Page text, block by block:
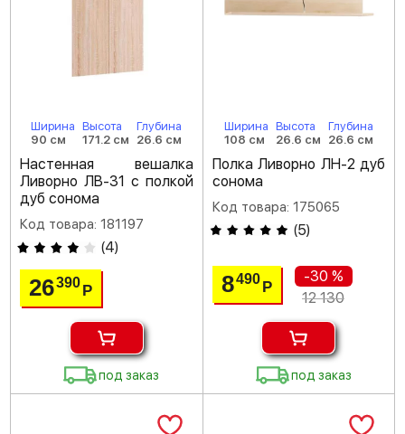
Ширина
90 см
Высота
171.2 см
Глубина
26.6 см
Настенная вешалка
Ливорно ЛВ-31 с полкой
дуб сонома
Код товара: 181197
(4)
26390Р
под заказ
Ширина
108 см
Высота
26.6 см
Глубина
26.6 см
Полка Ливорно ЛН-2 дуб
сонома
Код товара: 175065
(5)
8490 Р
-30 %
12 130
под заказ